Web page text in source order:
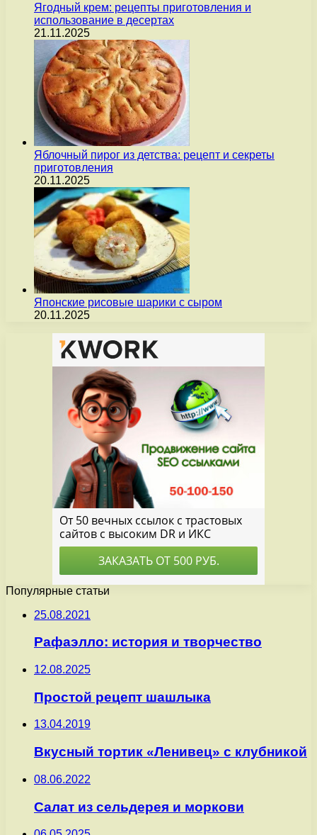
Ягодный крем: рецепты приготовления и
использование в десертах
21.11.2025
Яблочный пирог из детства: рецепт и секреты
приготовления
20.11.2025
Японские рисовые шарики с сыром
20.11.2025
Популярные статьи
25.08.2021
Рафаэлло: история и творчество
12.08.2025
Простой рецепт шашлыка
13.04.2019
Вкусный тортик «Ленивец» с клубникой
08.06.2022
Салат из сельдерея и моркови